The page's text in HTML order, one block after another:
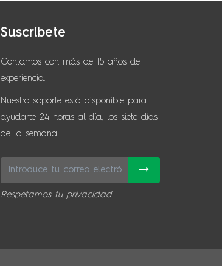
Suscríbete
Contamos con más de 15 años de
experiencia.
Nuestro soporte está disponible para
ayudarte 24 horas al día, los siete días
de la semana.
Respetamos tu privacidad